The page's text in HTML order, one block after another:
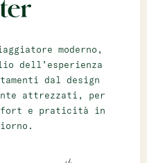
moderno,
dell’esperienza
dal design
attrezzati, per
e praticità in